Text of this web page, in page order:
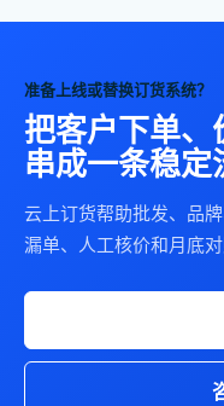
准备上线或替换订货系统？
把客户下单
串成一条稳定
云上订货帮助批发、品
漏单、人工核价和月底对